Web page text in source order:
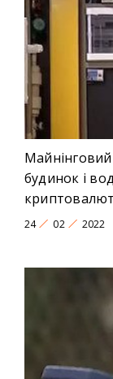
Майнінговий
будинок і
24 02 2022